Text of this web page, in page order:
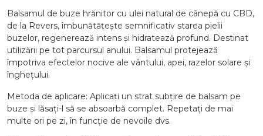
Balsamul de buze hrănitor cu ulei natural de cânepă cu CBD,
de la Revers, îmbunătățește semnificativ starea pielii
buzelor, regenerează intens și hidratează profund. Destinat
utilizării pe tot parcursul anului. Balsamul protejează
împotriva efectelor nocive ale vântului, apei, razelor solare și
înghețului.
Metoda de aplicare: Aplicați un strat subțire de balsam pe
buze și lăsați-l să se absoarbă complet. Repetați de mai
multe ori pe zi, în funcție de nevoile dvs.